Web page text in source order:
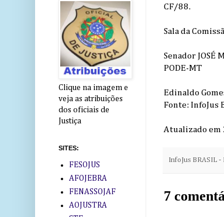
CF/88.
Sala da
Senador JOSÉ
PODE-MT
Edinaldo
Fonte: InfoJus
Atualizado
InfoJus BRASIL
7
Clique na imagem e
veja as atribuições
dos oficiais de
Justiça
SITES:
FESOJUS
AFOJEBRA
FENASSOJAF
AOJUSTRA